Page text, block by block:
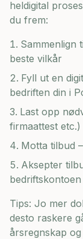
heldigital
du frem:
Sammenlign
beste vilkår
Fyll ut en
bedriften din i
Last opp
firmaattest etc.)
Motta tilbud
Aksepter
bedriftskontoen
Tips: Jo mer
desto raskere
årsregnskap